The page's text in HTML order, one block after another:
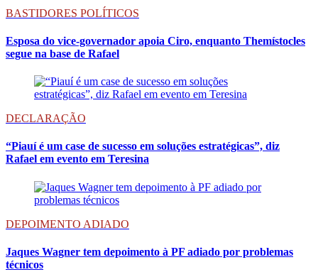
BASTIDORES POLÍTICOS
Esposa do vice-governador apoia Ciro, enquanto Themístocles
segue na base de Rafael
DECLARAÇÃO
“Piauí é um case de sucesso em soluções estratégicas”, diz
Rafael em evento em Teresina
DEPOIMENTO ADIADO
Jaques Wagner tem depoimento à PF adiado por problemas
técnicos